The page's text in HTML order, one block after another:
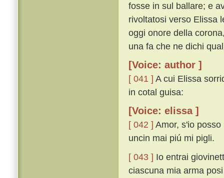
fosse in sul ballare; e
rivoltatosi verso Elissa
oggi onore della
una fa che ne dichi
[Voice: author ]
[ 041 ] A cui Elissa
in cotal guisa:
[Voice: elissa ]
[ 042 ] Amor, s'io
uncin mai piú mi pigli.
[ 043 ] Io entrai
ciascuna mia arma